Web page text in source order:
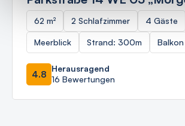
62 m² 2 Schlafzimmer 4 Gäste
Meerblick Strand: 300m Balkon
4.8
Herausragend
16 Bewertungen